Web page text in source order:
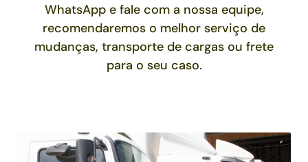
WhatsApp e fale com a nossa equipe,
recomendaremos o melhor serviço de
mudanças, transporte de cargas ou frete
para o seu caso.